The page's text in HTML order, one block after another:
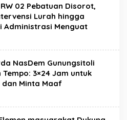
02 Pebatuan Disorot,
Lurah hingga
Administrasi Menguat
NasDem Gunungsitoli
3×24 Jam untuk
Minta Maaf